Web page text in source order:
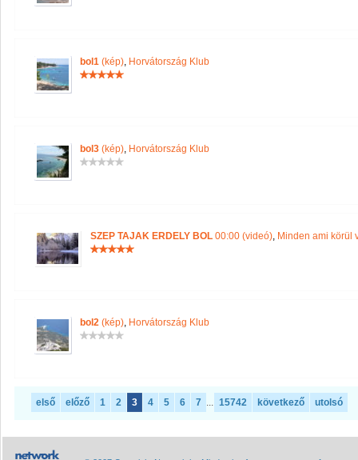
bol1 (kép), Horvátország Klub
bol3 (kép), Horvátország Klub
SZEP TAJAK ERDELY BOL 00:00 (videó), Minden ami körül
bol2 (kép), Horvátország Klub
első előző 1 2 3 4 5 6 7 ... 15742 következő utolsó